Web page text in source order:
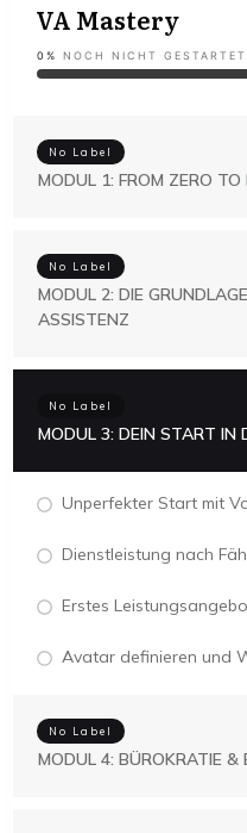
VA Mastery
0% NOCH NICHT GESTARTET
No Label
MODUL 1: FROM ZERO TO
No Label
MODUL 2: DIE
ASSISTENZ
No Label
MODUL 3: DEIN START IN
Unperfekter Start mit
Dienstleistung nach
Erstes
Avatar definieren und
No Label
MODUL 4: BÜROKRATIE &